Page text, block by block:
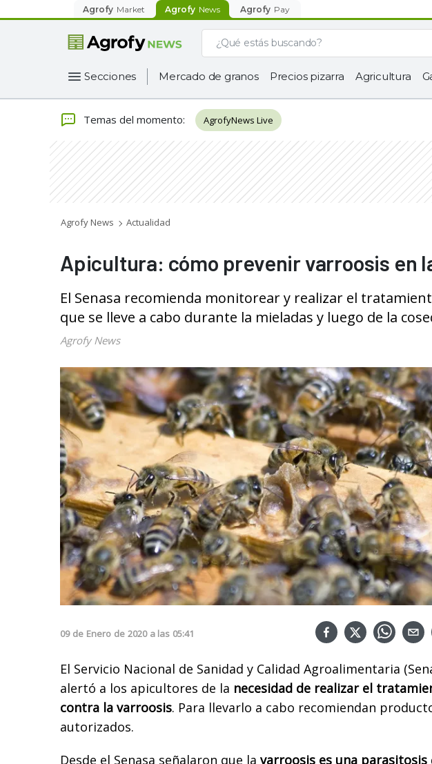
Agrofy Market Agrofy News Agrofy Pay
Secciones Mercado de granos Precios pizarra Agricultura
Temas del momento: AgrofyNews Live
Agrofy News Actualidad
Apicultura: cómo prevenir varroosis en
El Senasa recomienda monitorear y realizar el
que se lleve a cabo durante la mieladas y luego de la
Agrofy News
09 de Enero de 2020 a las 05:41
El Servicio Nacional de Sanidad y Calidad Agroalimentaria
alertó a los apicultores de la necesidad de realizar el
contra la varroosis. Para llevarlo a cabo recomiendan
autorizados.
Desde el Senasa señalaron que la varroosis es una parasitosis